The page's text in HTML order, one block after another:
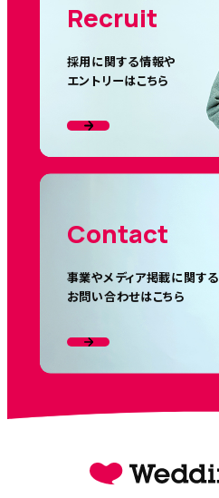
Recruit
採用に関する情報や
エントリーはこちら
Contact
事業やメディア掲載に関する
お問い合わせはこちら